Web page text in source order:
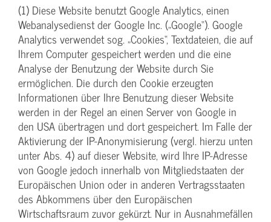
(1) Diese Website benutzt Google Analytics, einen
Webanalysedienst der Google Inc. („Google“). Google
Analytics verwendet sog. „Cookies“, Textdateien, die auf
Ihrem Computer gespeichert werden und die eine
Analyse der Benutzung der Website durch Sie
ermöglichen. Die durch den Cookie erzeugten
Informationen über Ihre Benutzung dieser Website
werden in der Regel an einen Server von Google in
den USA übertragen und dort gespeichert. Im Falle der
Aktivierung der IP-Anonymisierung (vergl. hierzu unten
unter Abs. 4) auf dieser Website, wird Ihre IP-Adresse
von Google jedoch innerhalb von Mitgliedstaaten der
Europäischen Union oder in anderen Vertragsstaaten
des Abkommens über den Europäischen
Wirtschaftsraum zuvor gekürzt. Nur in Ausnahmefällen